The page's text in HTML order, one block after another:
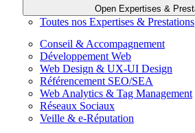
Open Expertises &
Toutes nos Expertises & Prestations
Conseil & Accompagnement
Développement Web
Web Design & UX-UI Design
Référencement SEO/SEA
Web Analytics & Tag Management
Réseaux Sociaux
Veille & e-Réputation